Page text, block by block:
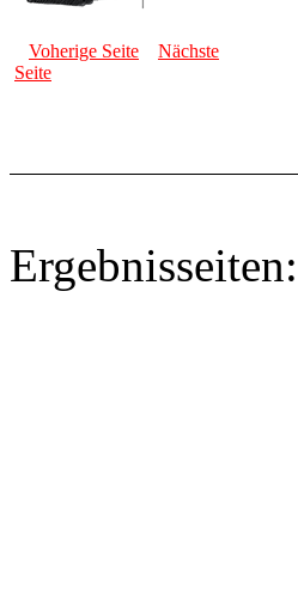
Voherige Seite
Nächste
Seite
Ergebnisseiten: